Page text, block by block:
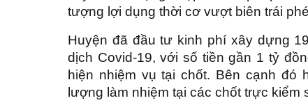
tượng lợi dụng thời cơ vượt biên trái
Huyện đã đầu tư kinh phí xây dựng
dịch Covid-19, với số tiền gần 1 tỷ
hiện nhiệm vụ tại chốt. Bên cạnh đó
lượng làm nhiệm tại các chốt trực